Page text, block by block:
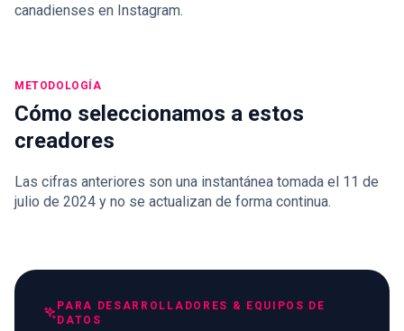
canadienses en Instagram.
METODOLOGÍA
Cómo seleccionamos a estos
creadores
Las cifras anteriores son una instantánea tomada el 11 de
julio de 2024 y no se actualizan de forma continua.
PARA DESARROLLADORES & EQUIPOS DE
DATOS